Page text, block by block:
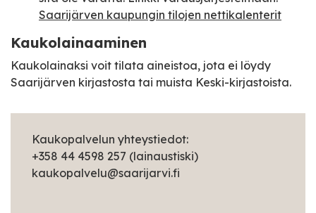
Saarijärven kaupungin tilojen nettikalenterit
Kaukolainaaminen
Kaukolainaksi voit tilata aineistoa, jota ei löydy
Saarijärven kirjastosta tai muista Keski-kirjastoista.
Kaukopalvelun yhteystiedot:
+358 44 4598 257 (lainaustiski)
kaukopalvelu@saarijarvi.fi